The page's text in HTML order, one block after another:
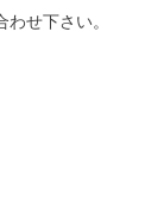
せ下さい。